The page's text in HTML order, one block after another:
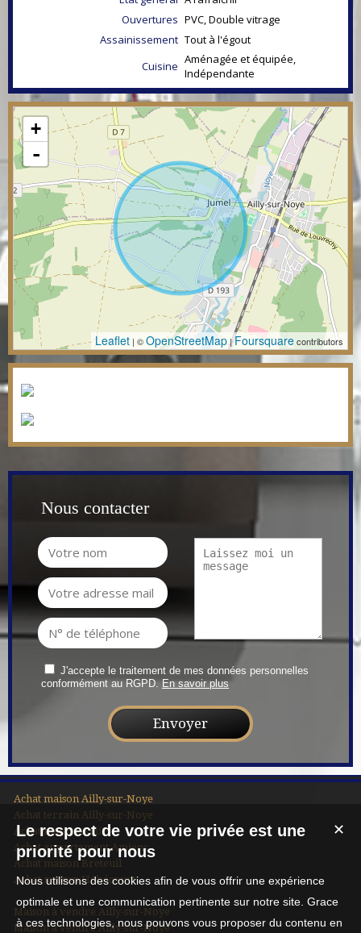
Ouvertures PVC, Double vitrage
Assainissement Tout à l'égout
Cuisine Aménagée et équipée,
Indépendante
+
-
Leaflet | ©OpenStreetMap|Foursquarecontributors
Nous contacter
J'accepte le traitement de mes données personnelles
conformément au RGPD. En savoir plus
Achat maison Ailly-sur-Noye
Achat terrain Ailly-sur-Noye
Achat maison Amiens
Achat appartement Amiens
Achat maison Breteuil
Achat maison Hébécourt
Maison à vendre Ailly-sur-Noye
Maison à vendre Ailly-sur-Noye
✕
Le respect de votre vie privée est une
priorité pour nous
Nous utilisons des cookies afin de vous offrir une expérience
optimale et une communication pertinente sur notre site. Grace
à ces technologies, nous pouvons vous proposer du contenu en